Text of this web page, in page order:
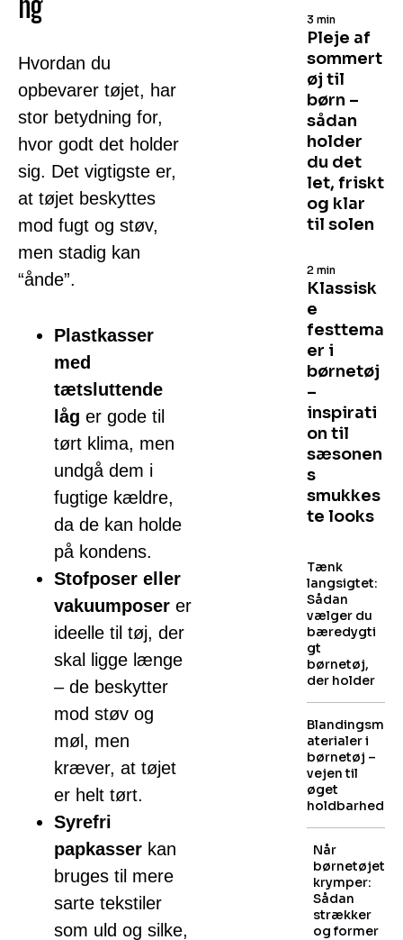
ng
Hvordan du
opbevarer tøjet, har
stor betydning for,
hvor godt det holder
sig. Det vigtigste er,
at tøjet beskyttes
mod fugt og støv,
men stadig kan
“ånde”.
Plastkasser
med
tætsluttende
låg er gode til
tørt klima, men
undgå dem i
fugtige kældre,
da de kan holde
på kondens.
Stofposer eller
vakuumposer er
ideelle til tøj, der
skal ligge længe
– de beskytter
mod støv og
møl, men
kræver, at tøjet
er helt tørt.
Syrefri
papkasser kan
bruges til mere
sarte tekstiler
som uld og silke,
Pleje af
sommert
øj til
børn –
sådan
holder
du det
let, friskt
og klar
til solen
3 min
Klassisk
e
festtema
er i
børnetøj
–
inspirati
on til
sæsonen
s
smukkes
te looks
2 min
Tænk
langsigtet:
Sådan
vælger du
bæredygti
gt
børnetøj,
der holder
Blandingsm
aterialer i
børnetøj –
vejen til
øget
holdbarhed
Når
børnetøjet
krymper:
Sådan
strækker
og former